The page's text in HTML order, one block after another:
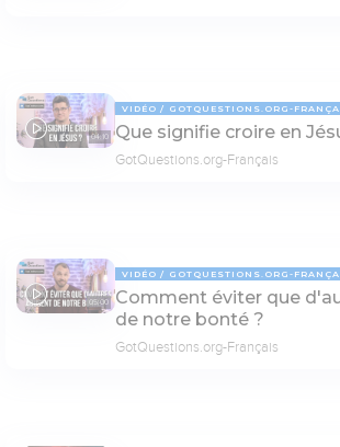
04:10
VIDÉO GOTQUESTIONS.ORG-
Que signifie croire en
GotQuestions.org-Français
05:00
VIDÉO GOTQUESTIONS.ORG-
Comment éviter que
de notre bonté ?
GotQuestions.org-Français